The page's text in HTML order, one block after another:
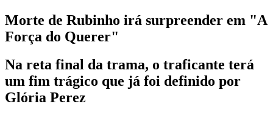
Morte de Rubinho irá surpreender em "A
Força do Querer"
Na reta final da trama, o traficante terá
um fim trágico que já foi definido por
Glória Perez